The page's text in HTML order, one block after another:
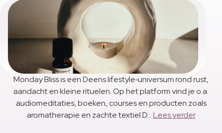
Monday Bliss is een Deens lifestyle‑universum rond rust,
aandacht en kleine rituelen. Op het platform vind je o.a.
audiomeditaties, boeken, courses en producten zoals
aromatherapie en zachte textiel.D...Lees verder